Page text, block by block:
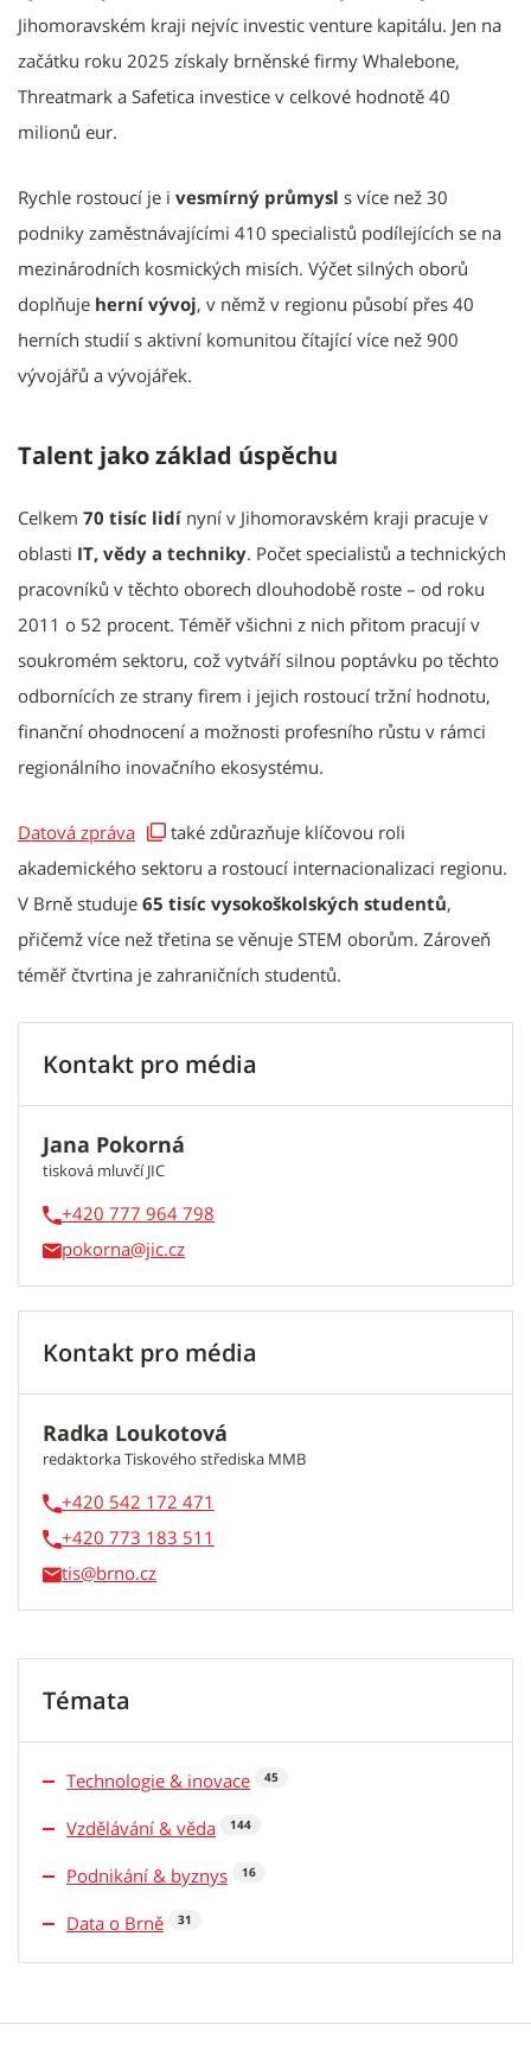
Jihomoravském kraji nejvíc investic venture kapitálu. Jen na
začátku roku 2025 získaly brněnské firmy Whalebone,
Threatmark a Safetica investice v celkové hodnotě 40
milionů eur.
Rychle rostoucí je i vesmírný průmysl s více než 30
podniky zaměstnávajícími 410 specialistů podílejících se na
mezinárodních kosmických misích. Výčet silných oborů
doplňuje herní vývoj, v němž v regionu působí přes 40
herních studií s aktivní komunitou čítající více než 900
vývojářů a vývojářek.
Talent jako základ úspěchu
Celkem 70 tisíc lidí nyní v Jihomoravském kraji pracuje v
oblasti IT, vědy a techniky. Počet specialistů a technických
pracovníků v těchto oborech dlouhodobě roste – od roku
2011 o 52 procent. Téměř všichni z nich přitom pracují v
soukromém sektoru, což vytváří silnou poptávku po těchto
odbornících ze strany firem i jejich rostoucí tržní hodnotu,
finanční ohodnocení a možnosti profesního růstu v rámci
regionálního inovačního ekosystému.
Datová zpráva
také zdůrazňuje klíčovou roli
akademického sektoru a rostoucí internacionalizaci regionu.
V Brně studuje 65 tisíc vysokoškolských studentů,
přičemž více než třetina se věnuje STEM oborům. Zároveň
téměř čtvrtina je zahraničních studentů.
Kontakt pro média
Jana Pokorná
tisková mluvčí JIC
+420 777 964 798
pokorna
Kontakt pro média
Radka Loukotová
redaktorka Tiskového střediska MMB
+420 542 172 471
+420 773 183 511
tis
Témata
Technologie & inovace 45
Vzdělávání & věda 144
Podnikání & byznys 16
Data o Brně 31